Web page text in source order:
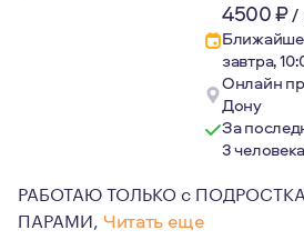
4500₽/
завтра,
Онлайн
Дону
За
3 человека
РАБОТАЮ ТОЛЬКО с
ПАРАМИ, Читать еще